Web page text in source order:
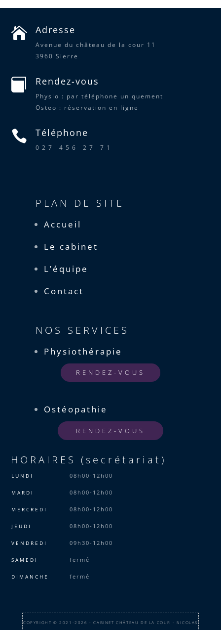
 Adresse
Avenue du château de la cour 11
3960 Sierre
 Rendez-vous
Physio : par téléphone uniquement
Osteo : réservation en ligne
 Téléphone
027 456 27 71
PLAN DE SITE
Accueil
Le cabinet
L’équipe
Contact
NOS SERVICES
Physiothérapie
RENDEZ-VOUS
Ostéopathie
RENDEZ-VOUS
HORAIRES (secrétariat)
LUNDI 08h00-12h00
MARDI 08h00-12h00
MERCREDI 08h00-12h00
JEUDI 08h00-12h00
VENDREDI 09h30-12h00
SAMEDI fermé
DIMANCHE fermé
COPYRIGHT © 2021-2026 - CABINET CHÂTEAU DE LA COUR - NICOLAS